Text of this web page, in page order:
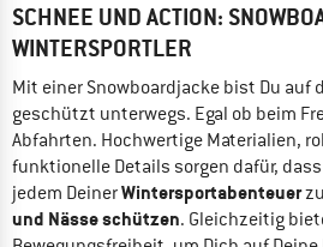
SCHNEE UND ACTION:
WINTERSPORTLER
Mit einer Snowboardjacke bist Du auf
geschützt unterwegs. Egal ob beim
Abfahrten. Hochwertige Materialien,
funktionelle Details sorgen dafür,
jedem DeinerWintersportabenteuer
und Nässe schützen. Gleichzeitig